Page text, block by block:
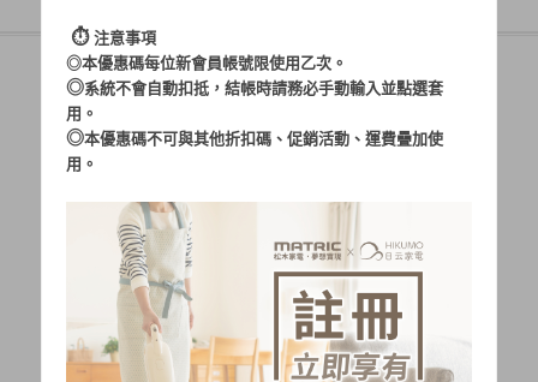
帳號：
加入會員 忘記密碼?
⏱︎ 注意事項
◎本優惠碼每位新會員帳號限使用乙次。
◎系統不會自動扣抵，結帳時請務必手動輸入並點選套
用。
◎本優惠碼不可與其他折扣碼、促銷活動、運費疊加使
用。